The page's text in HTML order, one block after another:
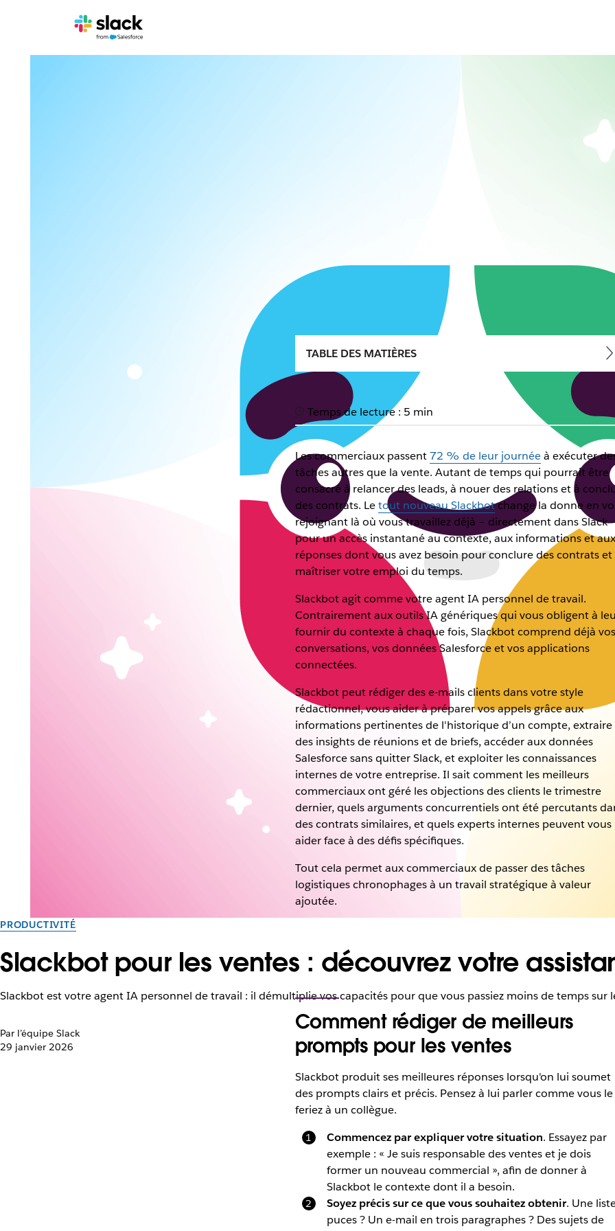
PRODUCTIVITÉ
Slackbot pour les ventes : découvrez votre
Slackbot est votre agent IA personnel de travail : il démultiplie vos capacités pour que vous passiez moins de temps
Par l’équipe Slack
29 janvier 2026
TABLE DES MATIÈRES
Temps de lecture : 5 min
Les commerciaux passent72 % de leur journéeà exécuter
tâches autres que la vente. Autant de temps qui pourrait être
consacré à relancer des leads, à nouer des relations et à
des contrats. Letout nouveau Slackbotchange la donne en
rejoignant là où vous travaillez déjà – directement dans Slack
pour un accès instantané au contexte, aux informations et aux
réponses dont vous avez besoin pour conclure des contrats et
maîtriser votre emploi du temps.
Slackbot agit comme votre agent IA personnel de travail.
Contrairement aux outils IA génériques qui vous obligent à
fournir du contexte à chaque fois, Slackbot comprend déjà vos
conversations, vos données Salesforce et vos applications
connectées.
Slackbot peut rédiger des e-mails clients dans votre style
rédactionnel, vous aider à préparer vos appels grâce aux
informations pertinentes de l'historique d’un compte, extraire
des insights de réunions et de briefs, accéder aux données
Salesforce sans quitter Slack, et exploiter les connaissances
internes de votre entreprise. Il sait comment les meilleurs
commerciaux ont géré les objections des clients le trimestre
dernier, quels arguments concurrentiels ont été percutants
des contrats similaires, et quels experts internes peuvent vous
aider face à des défis spécifiques.
Tout cela permet aux commerciaux de passer des tâches
logistiques chronophages à un travail stratégique à valeur
ajoutée.
Comment rédiger de meilleurs
prompts pour les ventes
Slackbot produit ses meilleures réponses lorsqu'on lui soumet
des prompts clairs et précis. Pensez à lui parler comme vous le
feriez à un collègue.
Commencez par expliquer votre situation. Essayez par
exemple : « Je suis responsable des ventes et je dois
former un nouveau commercial », afin de donner à
Slackbot le contexte dont il a besoin.
Soyez précis sur ce que vous souhaitez obtenir. Une
puces ? Un e-mail en trois paragraphes ? Des sujets de